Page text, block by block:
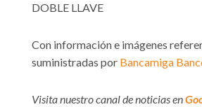
DOBLE LLAVE
Con información e imágenes
suministradas por Bancamiga
Visita nuestro canal de noticias en